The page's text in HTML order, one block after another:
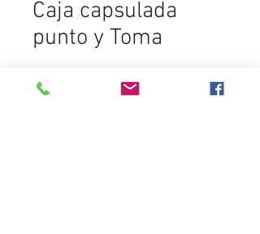
Caja capsulada
punto y Toma
Ajouter au panier